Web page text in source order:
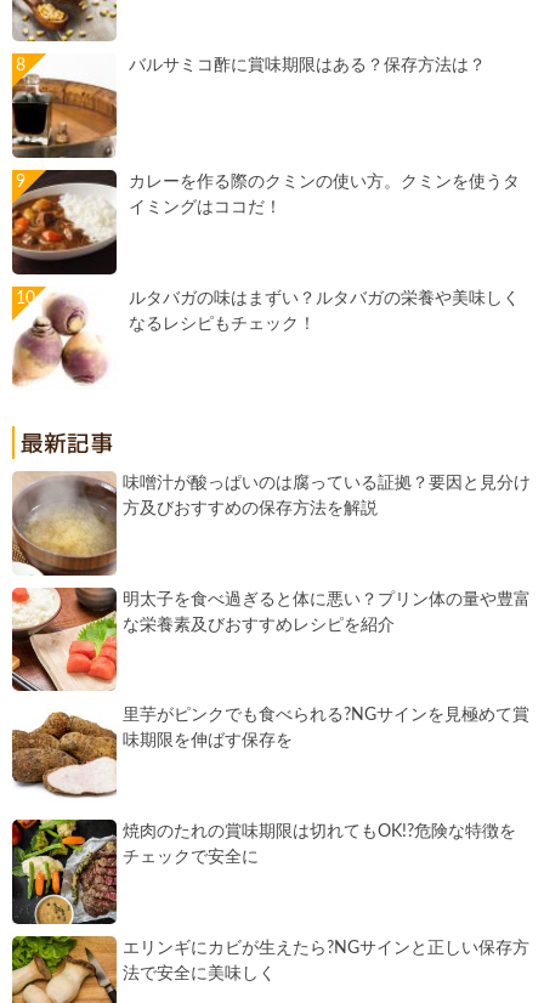
バルサミコ酢に賞味期限はある？保存方法は？
カレーを作る際のクミンの使い方。クミンを使うタ
イミングはココだ！
ルタバガの味はまずい？ルタバガの栄養や美味しく
なるレシピもチェック！
味噌汁が酸っぱいのは腐っている証拠？要因と見分け
方及びおすすめの保存方法を解説
明太子を食べ過ぎると体に悪い？プリン体の量や豊富
な栄養素及びおすすめレシピを紹介
里芋がピンクでも食べられる?NGサインを見極めて賞
味期限を伸ばす保存を
焼肉のたれの賞味期限は切れてもOK!?危険な特徴を
チェックで安全に
エリンギにカビが生えたら?NGサインと正しい保存方
法で安全に美味しく